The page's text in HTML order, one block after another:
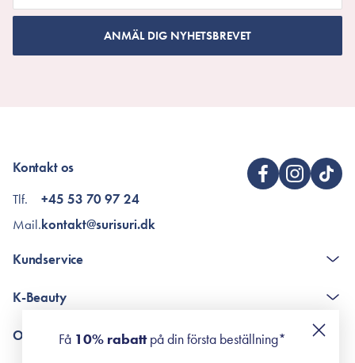
ANMÄL DIG NYHETSBREVET
Kontakt os
Tlf.
Mail.
+45 53 70 97 24
kontakt@surisuri.dk
Kundservice
Poängshop - frågor och svar
K-Beauty
Retinol för nybörjare
Om Surisuri
Få 10% rabattpå din första beställning*